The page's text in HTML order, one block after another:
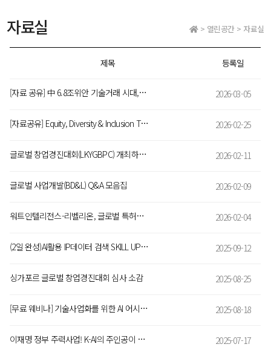
자료실 > 열린공간 > 자료실
제목 등록일
[자료 공유] 中 6.8조위안 기술거래 시대, 과학기술서비스업 10대 분야 표준 정비 2026-03-05
[자료공유] Equity, Diversity & Inclusion Toolkit Adapted for Europe: Guidance & Resourses to Establish Best Practice in the Knowledge Transfer Field 2026-02-25
글로벌 창업경진대회(LKYGBPC) 개최하는 SMU 산학협력단(IIE) 2026-02-11
글로벌 사업개발(BD&L) Q&A 모음집 2026-02-09
워트인텔리전스-리벨리온, 글로벌 특허AI 혁신을 위해 MOU 체결 2026-02-04
(2일 완성)AI활용 IP데이터 검색 SKILL UP과정 9/25~26 (신청마감~9/21) 2025-09-12
싱가포르 글로벌 창업경진대회 심사 소감 2025-08-25
[무료 웨비나] 기술사업화를 위한 AI 어시스턴트 2025-08-18
이재명 정부 주력사업! K-AI의 주인공이 될 5개의 기업은? -‘국산 AI 파운데이션 모델’ 기술력 성적표 2025-07-17